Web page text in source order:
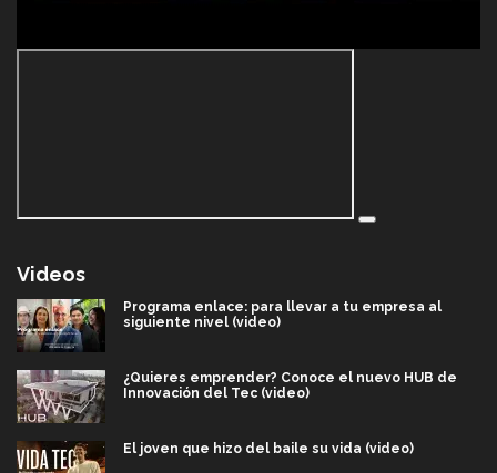
Videos
Programa enlace: para llevar a tu empresa al
siguiente nivel (video)
¿Quieres emprender? Conoce el nuevo HUB de
Innovación del Tec (video)
El joven que hizo del baile su vida (video)